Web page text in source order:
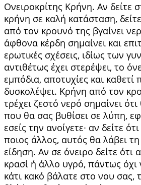
Ονειροκρίτης Κρήνη. Αν δείτε
κρήνη σε καλή κα­τάσταση,
από τον κρουνό της βγαίνει
άφθονα κέρδη σημαίνει και
ερωτικές σχέσεις, ιδίως των
αντιθέτως έχει στερέψει, το
εμπόδια, αποτυχίες και
δυσκολέψει. Κρήνη από τον
τρέχει ζεστό νερό σημαίνει
που θα σας βυθίσει σε λύπη,
εσείς την ανοίγετε∙ αν δείτε
ποιος άλλος, αυτός θα λάβει
είδηση. Αν σε όνειρο δείτε ότι
κρασί ή άλλο υγρό, πάντως όχι
κάτι κακό βάλατε στο νου σας,